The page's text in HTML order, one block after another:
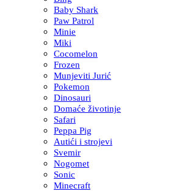
Baby Shark
Paw Patrol
Minie
Miki
Cocomelon
Frozen
Munjeviti Jurić
Pokemon
Dinosauri
Domaće životinje
Safari
Peppa Pig
Autići i strojevi
Svemir
Nogomet
Sonic
Minecraft